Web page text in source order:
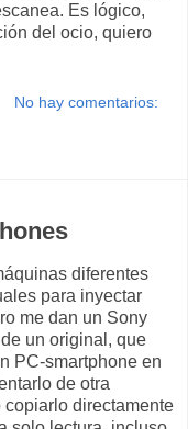
Es lógico,
del ocio, quiero
No hay comentarios:
diferentes
para inyectar
me dan un Sony
un original, que
PC-smartphone en
de otra
directamente